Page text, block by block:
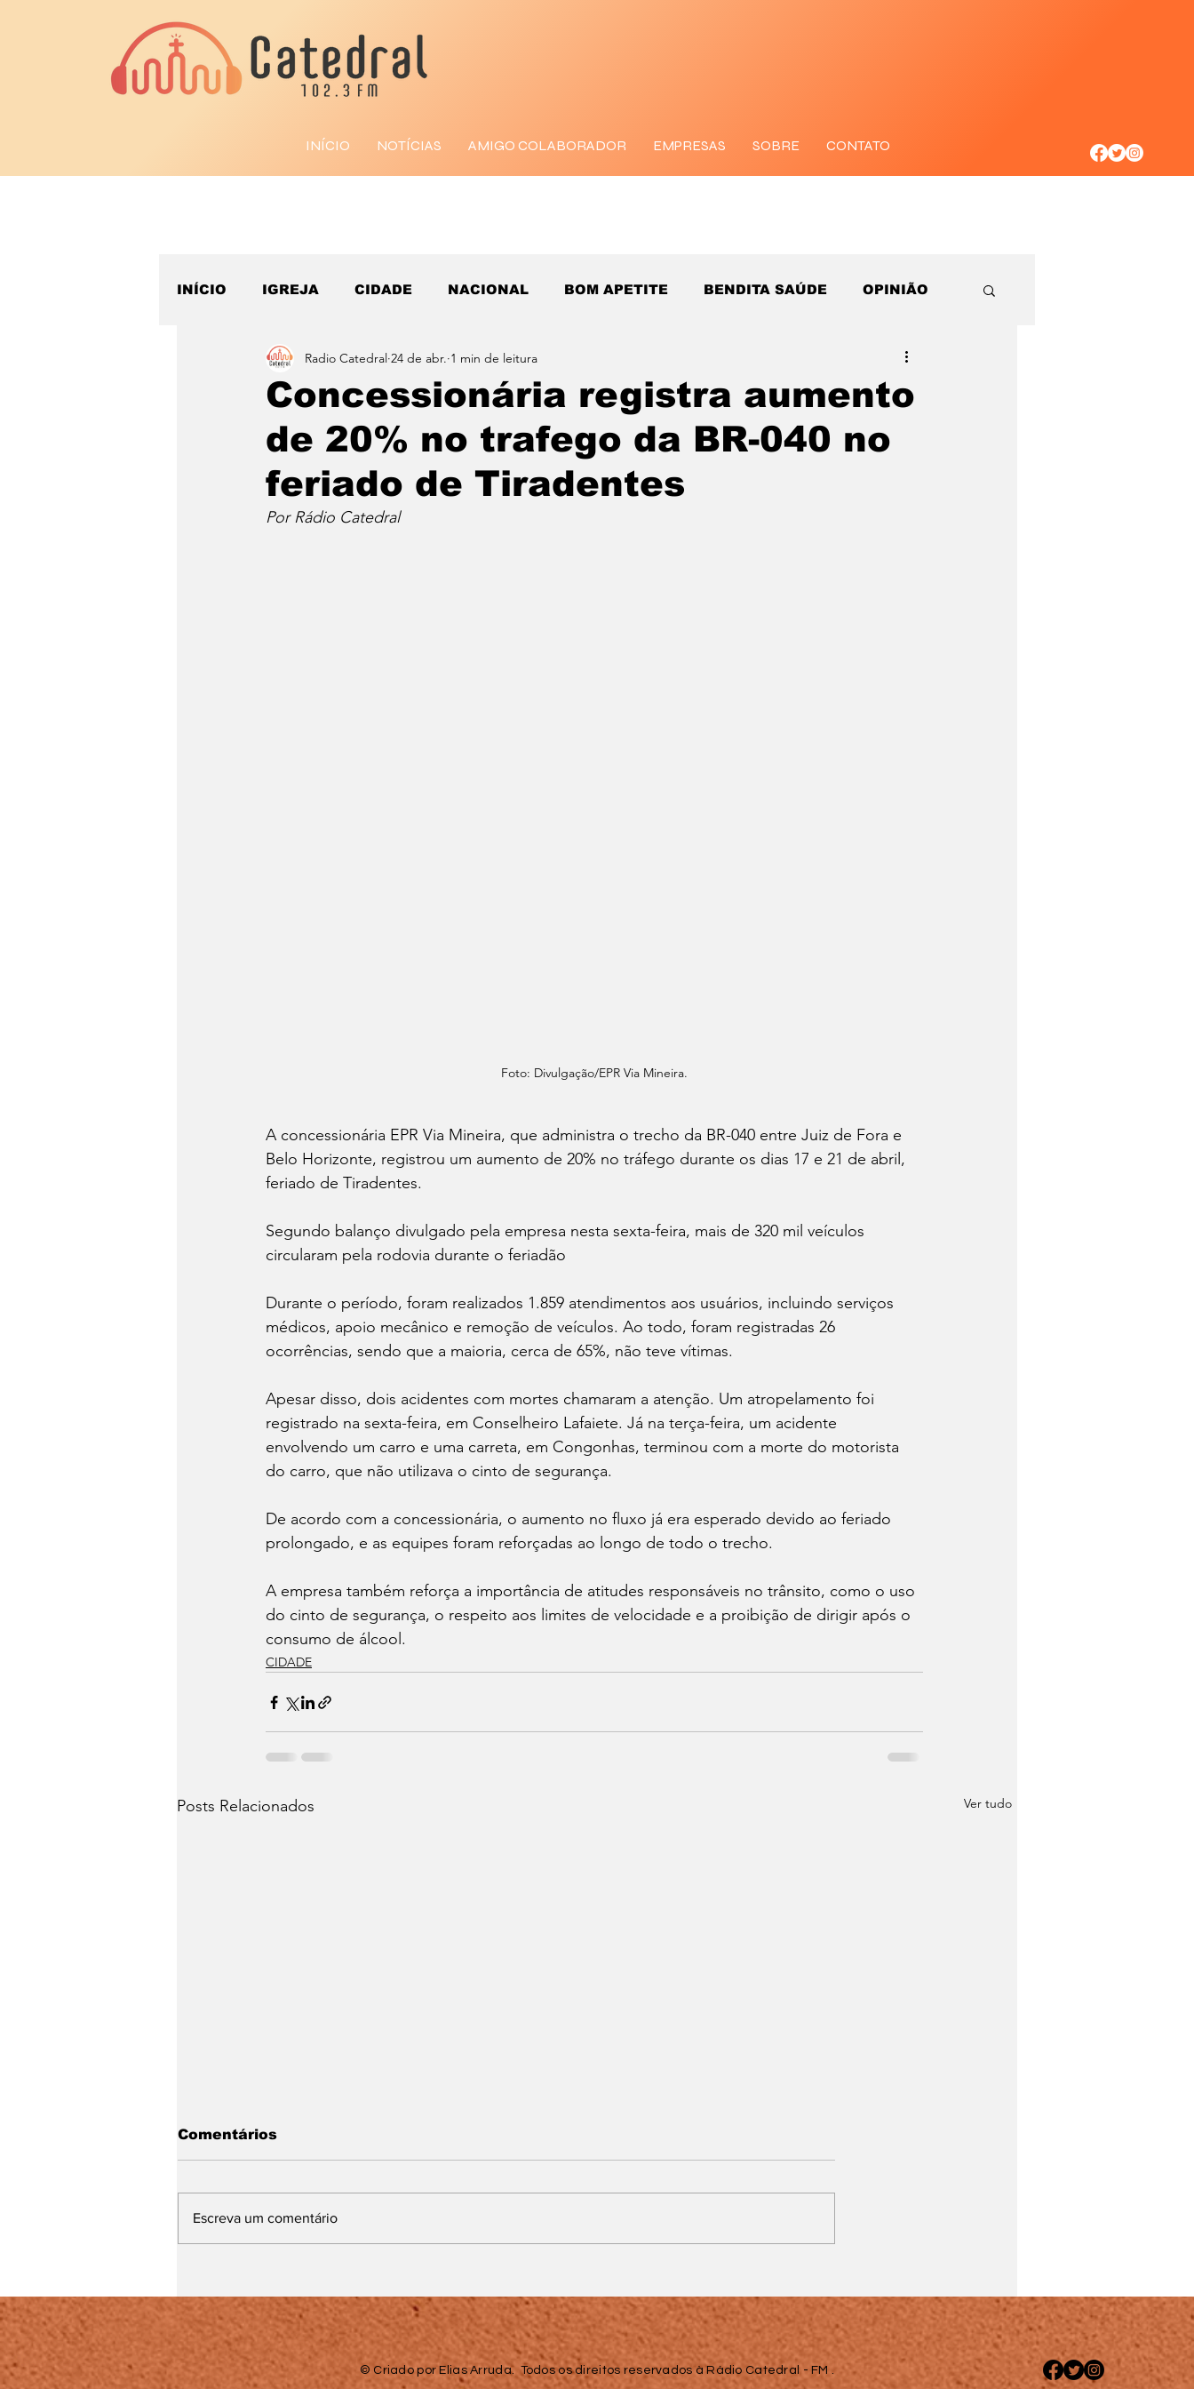
INÍCIO NOTÍCIAS AMIGO COLABORADOR EMPRESAS SOBRE CONTATO
INÍCIO IGREJA CIDADE NACIONAL BOM APETITE BENDITA SAÚDE OPINIÃO
ESPORTE
Concessionária registra aumento
de 20% no trafego da BR-040 no
feriado de Tiradentes
Radio Catedral 24 de abr. 1 min de leitura
Por Rádio Catedral
Foto: Divulgação/EPR Via Mineira.
A concessionária EPR Via Mineira, que administra o trecho da BR-040 entre Juiz de Fora e
Belo Horizonte, registrou um aumento de 20% no tráfego durante os dias 17 e 21 de abril,
feriado de Tiradentes.
Segundo balanço divulgado pela empresa nesta sexta-feira, mais de 320 mil veículos
circularam pela rodovia durante o feriadão
Durante o período, foram realizados 1.859 atendimentos aos usuários, incluindo serviços
médicos, apoio mecânico e remoção de veículos. Ao todo, foram registradas 26
ocorrências, sendo que a maioria, cerca de 65%, não teve vítimas.
Apesar disso, dois acidentes com mortes chamaram a atenção. Um atropelamento foi
registrado na sexta-feira, em Conselheiro Lafaiete. Já na terça-feira, um acidente
envolvendo um carro e uma carreta, em Congonhas, terminou com a morte do motorista
do carro, que não utilizava o cinto de segurança.
De acordo com a concessionária, o aumento no fluxo já era esperado devido ao feriado
prolongado, e as equipes foram reforçadas ao longo de todo o trecho.
A empresa também reforça a importância de atitudes responsáveis no trânsito, como o uso
do cinto de segurança, o respeito aos limites de velocidade e a proibição de dirigir após o
consumo de álcool.
CIDADE
Posts Relacionados Ver tudo
avanços e desafios no
combate à violência
contra a mulher
semana em Juiz de Fora
e região
Comentários
Escreva um comentário
© Criado por Elias Arruda. Todos os direitos reservados à Rádio Catedral - FM .